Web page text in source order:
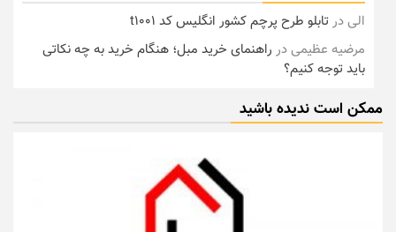
الیدرتابلو طرح پرچم کشور انگلیس کد t1001
مرضیه عظیمیدر راهنمای خرید مبل؛ هنگام خرید به چه نکاتی
باید توجه کنیم؟
ممکن است ندیده باشید